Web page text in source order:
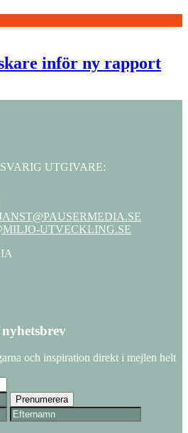
inför ny rapport
UTGIVARE:
UTVECKLING.SE
och inspiration direkt i mejlen helt